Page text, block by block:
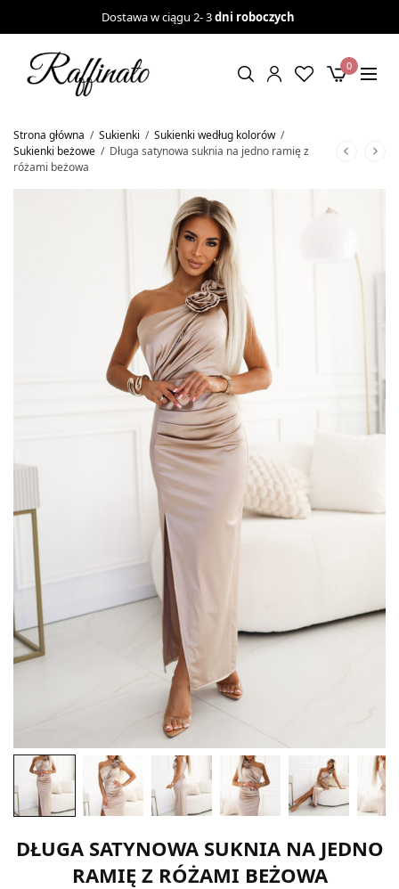
Dostawa w ciągu 2- 3dni roboczych
0
Strona główna / Sukienki / Sukienki według kolorów /
Sukienki beżowe / Długa satynowa suknia na jedno ramię z
różami beżowa
DŁUGA SATYNOWA SUKNIA NA JEDNO
RAMIĘ Z RÓŻAMI BEŻOWA